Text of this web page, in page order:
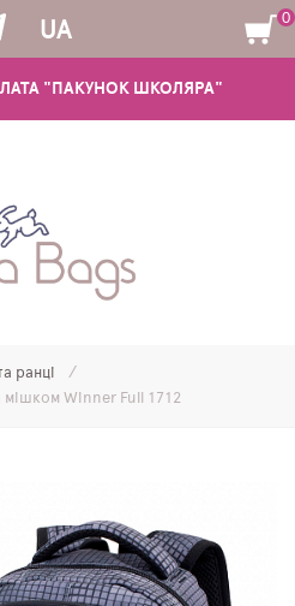
"ПАКУНОК ШКОЛЯРА"
UA 0
ранці
мішком Winner Full 1712